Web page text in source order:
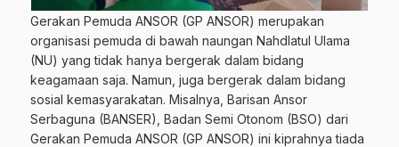
Gerakan Pemuda ANSOR (GP ANSOR) merupakan
organisasi pemuda di bawah naungan Nahdlatul Ulama
(NU) yang tidak hanya bergerak dalam bidang
keagamaan saja. Namun, juga bergerak dalam bidang
sosial kemasyarakatan. Misalnya, Barisan Ansor
Serbaguna (BANSER), Badan Semi Otonom (BSO) dari
Gerakan Pemuda ANSOR (GP ANSOR) ini kiprahnya tiada